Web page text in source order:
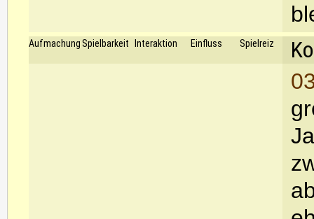
Aufmachung Spielbarkeit Interaktion Einfluss Spielreiz